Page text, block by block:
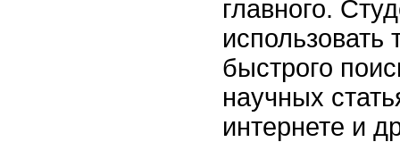
главного.
быстрого
научных
интернете и